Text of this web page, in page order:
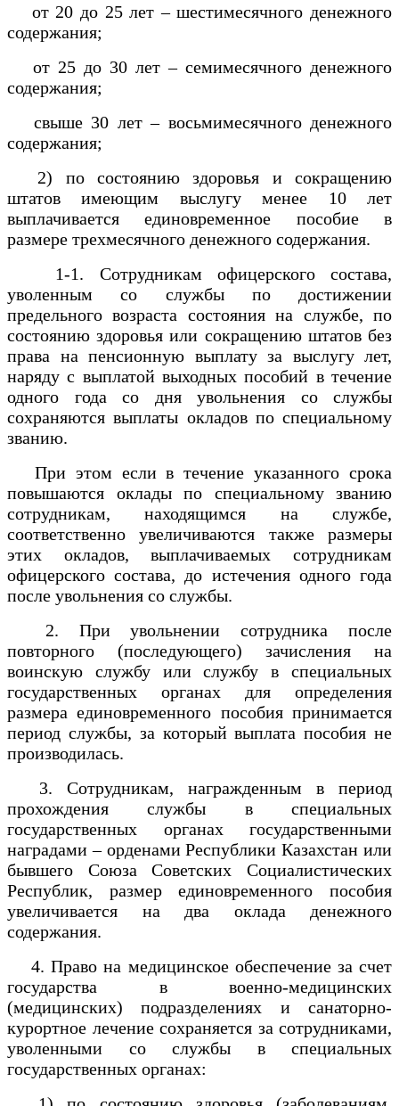
от 20 до 25 лет – шестимесячного денежного
содержания;
от 25 до 30 лет – семимесячного денежного
содержания;
свыше 30 лет – восьмимесячного денежного
содержания;
2) по состоянию здоровья и сокращению
штатов имеющим выслугу менее 10 лет
выплачивается единовременное пособие в
размере трехмесячного денежного содержания.
1-1. Сотрудникам офицерского состава,
уволенным со службы по достижении
предельного возраста состояния на службе, по
состоянию здоровья или сокращению штатов без
права на пенсионную выплату за выслугу лет,
наряду с выплатой выходных пособий в течение
одного года со дня увольнения со службы
сохраняются выплаты окладов по специальному
званию.
При этом если в течение указанного срока
повышаются оклады по специальному званию
сотрудникам, находящимся на службе,
соответственно увеличиваются также размеры
этих окладов, выплачиваемых сотрудникам
офицерского состава, до истечения одного года
после увольнения со службы.
2. При увольнении сотрудника после
повторного (последующего) зачисления на
воинскую службу или службу в специальных
государственных органах для определения
размера единовременного пособия принимается
период службы, за который выплата пособия не
производилась.
3. Сотрудникам, награжденным в период
прохождения службы в специальных
государственных органах государственными
наградами – орденами Республики Казахстан или
бывшего Союза Советских Социалистических
Республик, размер единовременного пособия
увеличивается на два оклада денежного
содержания.
4. Право на медицинское обеспечение за счет
государства в военно-медицинских
(медицинских) подразделениях и санаторно-
курортное лечение сохраняется за сотрудниками,
уволенными со службы в специальных
государственных органах: